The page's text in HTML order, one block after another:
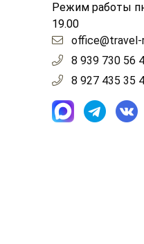
Режим работы
19.00
office@travel-
8 939 730 56
8 927 435 35